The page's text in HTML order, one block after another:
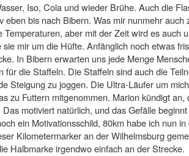
Iso, Cola und wieder Brühe. Auch die
eben bis nach Bibern. Was mir nunmehr
Temperaturen, aber mit der Zeit wird es auch
sie mir um die Hüfte. Anfänglich noch etwas
In Bibern erwarten uns jede Menge
für die Staffeln. Die Staffeln sind auch die
Steigung zu joggen. Die Ultra-Läufer um
zu Futtern mitgenommen. Marion kündigt
motiviert natürlich, und das Gefälle
ein Motivationsschild, 80km habe ich nun
Kilometermarker an der Wilhelmsburg
Halbmarke irgendwo einfach an der Strecke.